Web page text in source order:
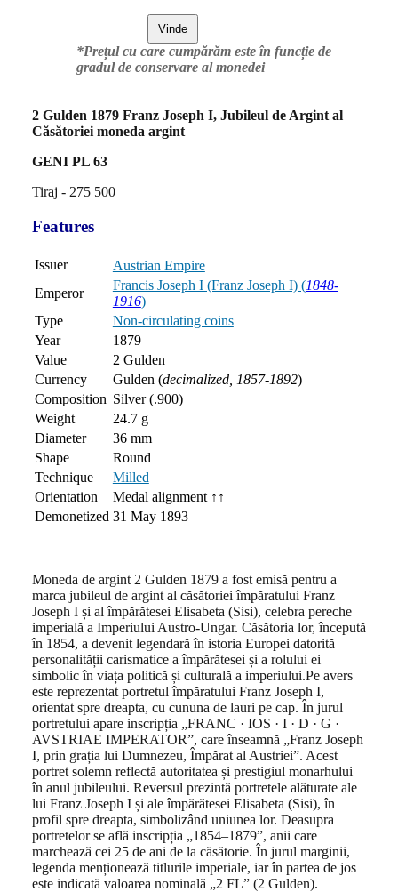
Vinde
*Prețul cu care cumpărăm este în funcție de
gradul de conservare al monedei
2 Gulden 1879 Franz Joseph I, Jubileul de Argint al
Căsătoriei moneda argint
GENI PL 63
Tiraj - 275 500
Features
Issuer
Austrian Empire
Emperor
Francis Joseph I (Franz Joseph I) (1848-
1916)
Type
Non-circulating coins
Year
1879
Value
2 Gulden
Currency
Gulden (decimalized, 1857-1892)
Composition Silver (.900)
Weight
24.7 g
Diameter
36 mm
Shape
Round
Technique
Milled
Orientation
Medal alignment ↑↑
Demonetized 31 May 1893
Moneda de argint 2 Gulden 1879 a fost emisă pentru a
marca jubileul de argint al căsătoriei împăratului Franz
Joseph I și al împărătesei Elisabeta (Sisi), celebra pereche
imperială a Imperiului Austro-Ungar. Căsătoria lor, începută
în 1854, a devenit legendară în istoria Europei datorită
personalității carismatice a împărătesei și a rolului ei
simbolic în viața politică și culturală a imperiului.Pe avers
este reprezentat portretul împăratului Franz Joseph I,
orientat spre dreapta, cu cununa de lauri pe cap. În jurul
portretului apare inscripția „FRANC · IOS · I · D · G ·
AVSTRIAE IMPERATOR”, care înseamnă „Franz Joseph
I, prin grația lui Dumnezeu, Împărat al Austriei”. Acest
portret solemn reflectă autoritatea și prestigiul monarhului
în anul jubileului. Reversul prezintă portretele alăturate ale
lui Franz Joseph I și ale împărătesei Elisabeta (Sisi), în
profil spre dreapta, simbolizând uniunea lor. Deasupra
portretelor se află inscripția „1854–1879”, anii care
marchează cei 25 de ani de la căsătorie. În jurul marginii,
legenda menționează titlurile imperiale, iar în partea de jos
este indicată valoarea nominală „2 FL” (2 Gulden).